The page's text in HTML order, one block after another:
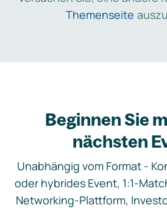
Themenseite
Beginnen Sie
nächsten
Unabhängig vom Format -
oder hybrides Event, 1:1-
Networking-Plattform,